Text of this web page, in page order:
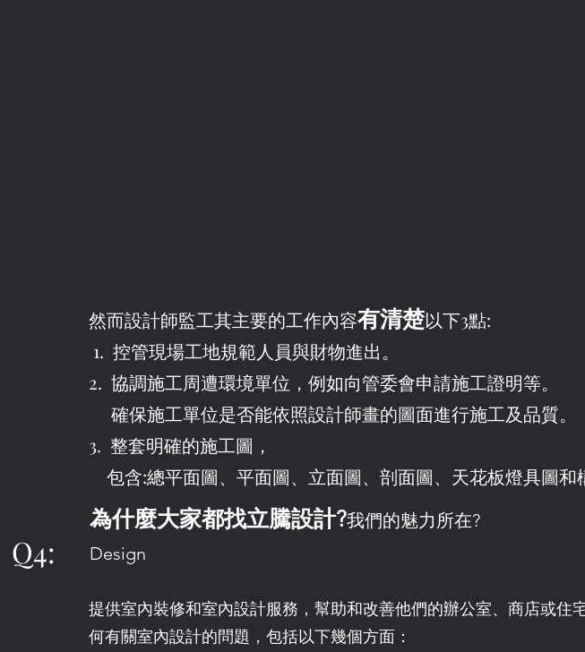
然而設計師監工其主要的工作內容有清楚以下3點:
1. 控管現場工地規範人員與財物進出。
2. 協調施工周遭環境單位，例如向管委會申請施工證明等。
確保施工單位是否能依照設計師畫的圖面進行施工及品質。
3. 整套明確的施工圖，
包含:總平面圖、平面圖、立面圖、剖面圖、天花板燈具圖和
Q4:
為什麼大家都找立騰設計?我們的魅力所在?
Design
提供室內裝修和室內設計服務，幫助和改善他們的辦公室、商店或住
何有關室內設計的問題，包括以下幾個方面：